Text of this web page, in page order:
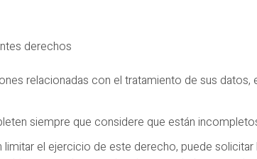
derechos
relacionadas con el tratamiento de sus datos,
siempre que considere que están
el ejercicio de este derecho, puede solicitar